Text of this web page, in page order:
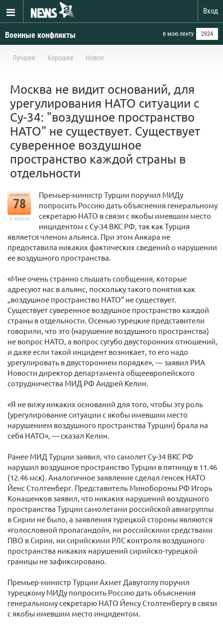
Вход
Военные конфликты в мою ленту 2924
Лучшее Хорошее Новое
Москва не видит оснований, для
урегулирования НАТО ситуации с
Су-34: "воздушное пространство
НАТО" не существует. Существует
суверенное воздушное
пространство каждой страны в
отдельности
отметили
78
в архиве
Премьер-министр Турции поручил МИДу
попросить Россию дать объяснения генеральному
секретарю НАТО в связи с якобы имевшим место
инцидентом с Су-34 ВКС РФ, так как Турция
является членом альянса. При этом Анкара не
предоставила никаких фактических сведений о нарушении
ее воздушного пространства.
«Мне очень странно слышать сообщения, которые
адресуют нас в альянс, поскольку такого понятия как
„воздушное пространство НАТО“ не существует.
Существует суверенное воздушное пространство каждой
страны в отдельности. Осенью турецкие представители
говорили, что это (нарушение воздушного пространства)
не вопрос НАТО, а вопрос сугубо двусторонних отношений,
и даже если такой инцидент возникает, то его надо
урегулировать в двустороннем порядке», — заявил РИА
Новости директор департамента общеевропейского
сотрудничества МИД РФ Андрей Келин.
«Я не вижу никаких оснований для того, чтобы эту роль
(урегулирование ситуации с якобы имевшим место
нарушением воздушного пространства Турции) брала на
себя НАТО», — сказал Келин.
Ранее МИД Турции заявил, что самолет Су-34 ВКС РФ
нарушил воздушное пространство Турции в пятницу в 11.46
(12.46 мск). Аналогичное заявление сделал генсек НАТО
Йенс Столтенберг. Представитель Минобороны РФ Игорь
Конашенков заявил, что никаких нарушений воздушного
пространства Турции самолетами российской авиагруппы
в Сирии не было, а заявления турецкой стороны являются
«голословной пропагандой», ни российскими средствами
ПВО в Сирии, ни сирийскими РЛС контроля воздушного
пространства никаких нарушений сирийско-турецкой
границы не зафиксировано.
Премьер-министр Турции Ахмет Давутоглу поручил
турецкому МИДу попросить Россию дать объяснения
генеральному секретарю НАТО Йенсу Столтенбергу в связи
с якобы имевшим место инцидентом.